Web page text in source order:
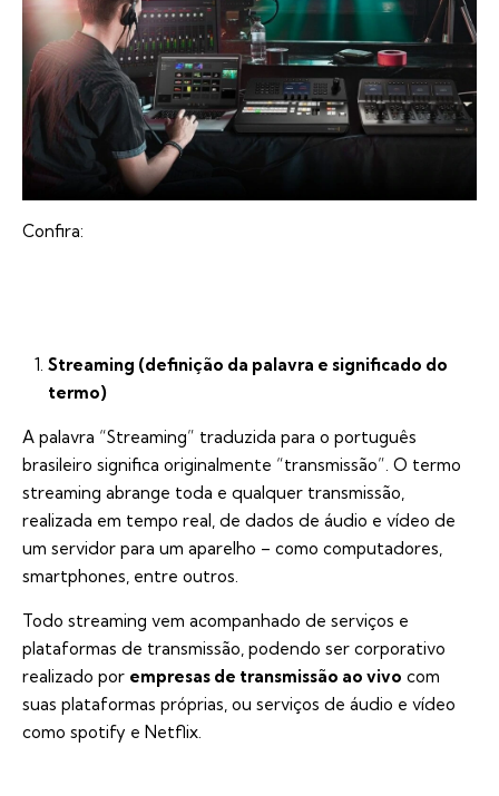
Confira:
Streaming (definição da palavra e significado do
termo)
A palavra “Streaming” traduzida para o português
brasileiro significa originalmente “transmissão”. O termo
streaming abrange toda e qualquer transmissão,
realizada em tempo real, de dados de áudio e vídeo de
um servidor para um aparelho – como computadores,
smartphones, entre outros.
Todo streaming vem acompanhado de serviços e
plataformas de transmissão, podendo ser corporativo
realizado por empresas de transmissão ao vivo com
suas plataformas próprias, ou serviços de áudio e vídeo
como spotify e Netflix.